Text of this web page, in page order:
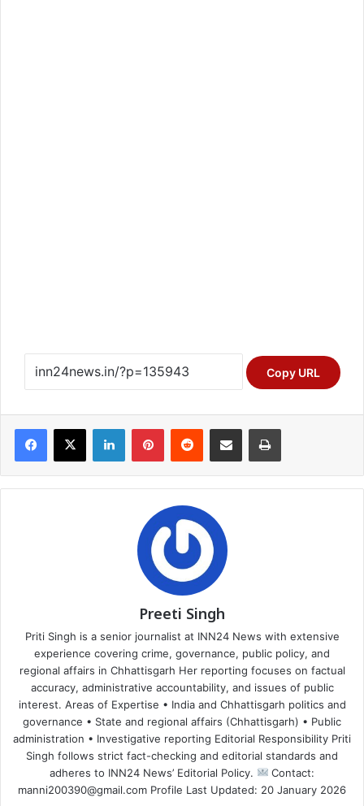
Copy URL
Facebook
X LinkedInPinterestReddit Share via Email Print
Preeti Singh
Priti Singh is a senior journalist at INN24 News with extensive
experience covering crime, governance, public policy, and
regional affairs in Chhattisgarh Her reporting focuses on factual
accuracy, administrative accountability, and issues of public
interest. Areas of Expertise • India and Chhattisgarh politics and
governance • State and regional affairs (Chhattisgarh) • Public
administration • Investigative reporting Editorial Responsibility Priti
Singh follows strict fact-checking and editorial standards and
adheres to INN24 News’ Editorial Policy.
Contact:
manni200390@gmail.com Profile Last Updated: 20 January 2026